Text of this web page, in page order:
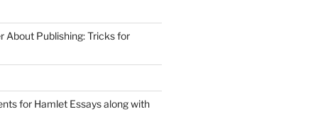
About Publishing: Tricks for
for Hamlet Essays along with